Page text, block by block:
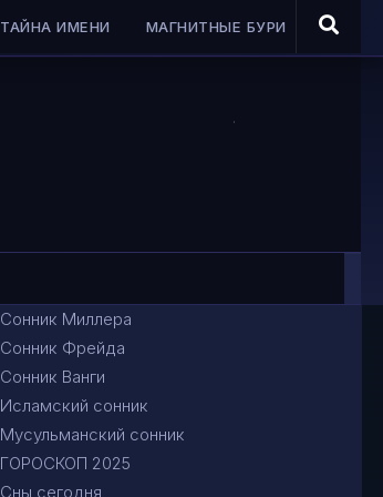
ТАЙНА ИМЕНИ МАГНИТНЫЕ БУРИ
Сонник Миллера
Сонник Фрейда
Сонник Ванги
Исламский сонник
Мусульманский сонник
ГОРОСКОП 2025
Сны сегодня